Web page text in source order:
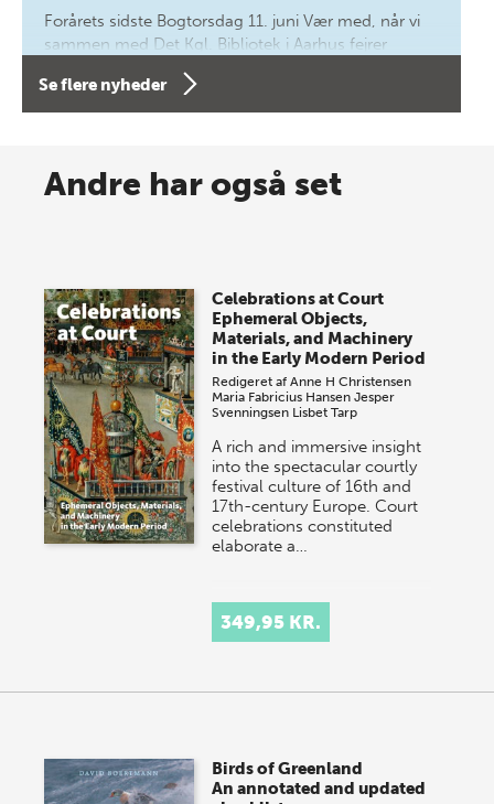
Forårets sidste Bogtorsdag 11. juni Vær med, når vi
sammen med Det Kgl. Bibliotek i Aarhus fejrer
forfatterne bag vores nyes…
Spar op til 70% til sommer-
onsdag den 10. j…
Se flere nyheder
Andre har også set
Celebrations at Court
Ephemeral Objects,
Materials, and Machinery
in the Early Modern Period
Redigeret afAnne H Christensen
Maria Fabricius Hansen Jesper
Svenningsen Lisbet Tarp
A rich and immersive insight
into the spectacular courtly
festival culture of 16th and
17th-century Europe. Court
celebrations constituted
elaborate a…
349,95 KR.
Birds of Greenland
An annotated and updated